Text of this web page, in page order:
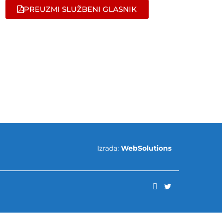
PREUZMI SLUŽBENI GLASNIK
Izrada: WebSolutions